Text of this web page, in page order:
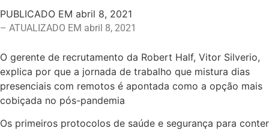
PUBLICADO EM abril 8, 2021
– ATUALIZADO EM abril 8, 2021
O gerente de recrutamento da Robert Half, Vitor Silverio,
explica por que a jornada de trabalho que mistura dias
presenciais com remotos é apontada como a opção mais
cobiçada no pós-pandemia
Os primeiros protocolos de saúde e segurança para conter